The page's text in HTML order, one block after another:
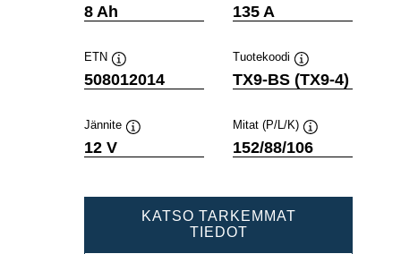
8 Ah
Työkaluvihje
135 A
ETN
Työkaluvihje
508012014
Tuotekoodi
Työkaluvihje
TX9-BS (TX9-4)
Jännite
12 V
Mitat (P/L/K)
Työkaluvihje
152/88/106
KATSO TARKEMMAT
TIEDOTPOWERSPORTS